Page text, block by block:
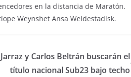
en la distancia de Maratón.
Weynshet Ansa Weldestadisk.
y Carlos Beltrán buscarán el
título nacional Sub23 bajo techo